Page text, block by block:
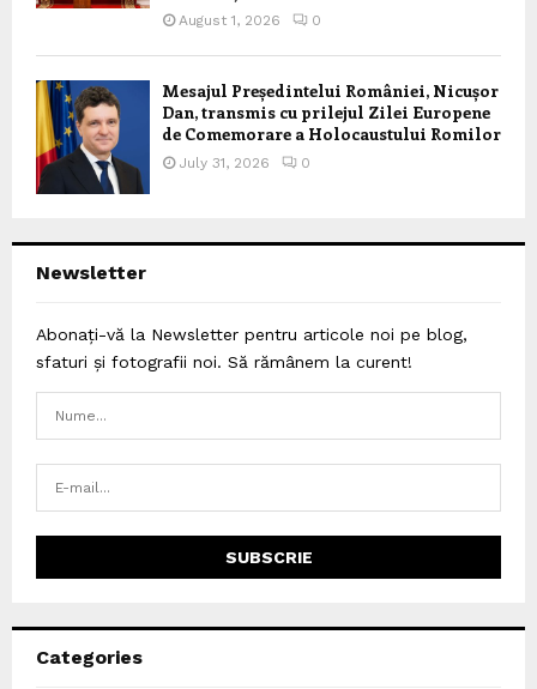
August 1, 2026 0
Mesajul Președintelui României, Nicușor
Dan, transmis cu prilejul Zilei Europene
de Comemorare a Holocaustului Romilor
July 31, 2026 0
Newsletter
Abonați-vă la Newsletter pentru articole noi pe blog,
sfaturi și fotografii noi. Să rămânem la curent!
Categories